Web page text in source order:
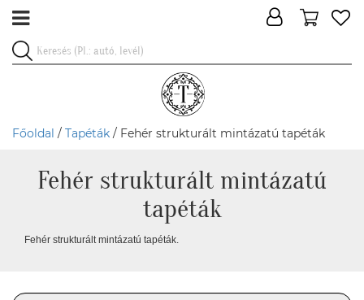
Főoldal / Tapéták / Fehér strukturált mintázatú tapéták
Fehér strukturált mintázatú
tapéták
Fehér strukturált mintázatú tapéták.